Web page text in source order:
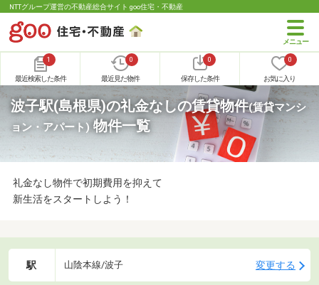
NTTグループ運営の不動産総合サイト goo住宅・不動産
1
最近検索した条件
0
最近見た物件
0
保存した条件
0
お気に入り
波子駅(島根県)の礼金なしの賃貸物件(賃貸マンシ
ョン・アパート) 物件一覧
礼金なし物件で初期費用を抑えて
新生活をスタートしよう！
駅 山陰本線/波子 変更する